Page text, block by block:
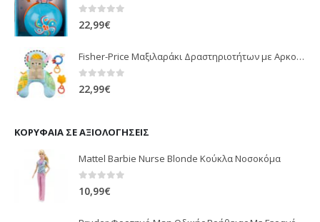
0 out of 5
22,99€
Fisher-Price Μαξιλαράκι Δραστηριοτήτων με Αρκουδάκι (JHB44)
0 out of 5
22,99€
ΚΟΡΥΦΑΊΑ ΣΕ ΑΞΙΟΛΟΓΉΣΕΙΣ
Mattel Barbie Nurse Blonde Κούκλα Νοσοκόμα
0 out of 5
10,99€